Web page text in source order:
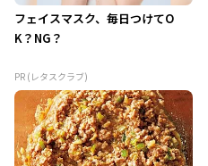
フェイスマスク、毎日つけてO
K？NG？
PR (レタスクラブ)